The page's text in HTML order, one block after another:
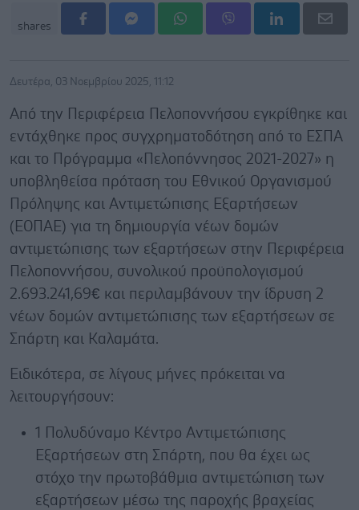
shares
Δευτέρα, 03 Νοεμβρίου 2025, 11:12
Από την Περιφέρεια Πελοποννήσου εγκρίθηκε και
εντάχθηκε προς συγχρηματοδότηση από το ΕΣΠΑ
και το Πρόγραμμα «Πελοπόννησος 2021-2027» η
υποβληθείσα πρόταση του Εθνικού Οργανισμού
Πρόληψης και Αντιμετώπισης Εξαρτήσεων
(ΕΟΠΑΕ) για τη δημιουργία νέων δομών
αντιμετώπισης των εξαρτήσεων στην Περιφέρεια
Πελοποννήσου, συνολικού προϋπολογισμού
2.693.241,69€ και περιλαμβάνουν την ίδρυση 2
νέων δομών αντιμετώπισης των εξαρτήσεων σε
Σπάρτη και Καλαμάτα.
Ειδικότερα, σε λίγους μήνες πρόκειται να
λειτουργήσουν:
1 Πολυδύναμο Κέντρο Αντιμετώπισης
Εξαρτήσεων στη Σπάρτη, που θα έχει ως
στόχο την πρωτοβάθμια αντιμετώπιση των
εξαρτήσεων μέσω της παροχής βραχείας